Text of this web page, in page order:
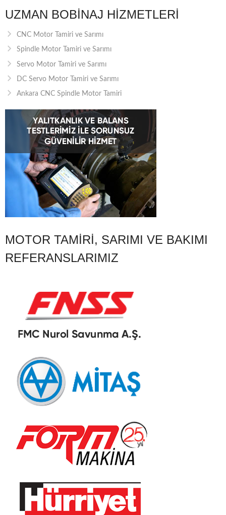
UZMAN BOBINAJ HIZMETLERI
CNC Motor Tamiri ve Sarımı
Spindle Motor Tamiri ve Sarımı
Servo Motor Tamiri ve Sarımı
DC Servo Motor Tamiri ve Sarımı
Ankara CNC Spindle Motor Tamiri
MOTOR TAMIRI, SARIMI VE BAKIMI
REFERANSLARIMIZ